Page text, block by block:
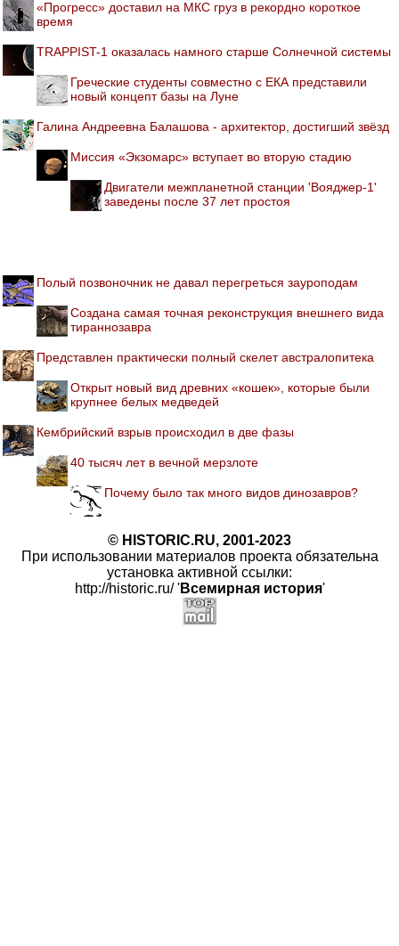
«Прогресс» доставил на МКС груз в рекордно короткое
время
TRAPPIST-1 оказалась намного старше Солнечной системы
Греческие студенты совместно с ЕКА представили
новый концепт базы на Луне
Галина Андреевна Балашова - архитектор, достигший звёзд
Миссия «Экзомарс» вступает во вторую стадию
Двигатели межпланетной станции 'Вояджер-1'
заведены после 37 лет простоя
Полый позвоночник не давал перегреться зауроподам
Создана самая точная реконструкция внешнего вида
тираннозавра
Представлен практически полный скелет австралопитека
Открыт новый вид древних «кошек», которые были
крупнее белых медведей
Кембрийский взрыв происходил в две фазы
40 тысяч лет в вечной мерзлоте
Почему было так много видов динозавров?
© HISTORIC.RU, 2001-2023
При использовании материалов проекта обязательна
установка активной ссылки:
http://historic.ru/ 'Всемирная история'